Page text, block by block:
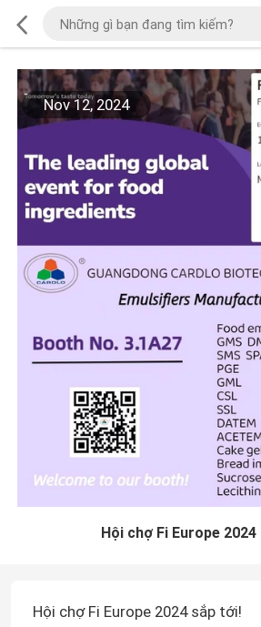
Nov 12, 2024
Hội chợ Fi Europe
Hội chợ Fi Europe 2024 sắp tới!